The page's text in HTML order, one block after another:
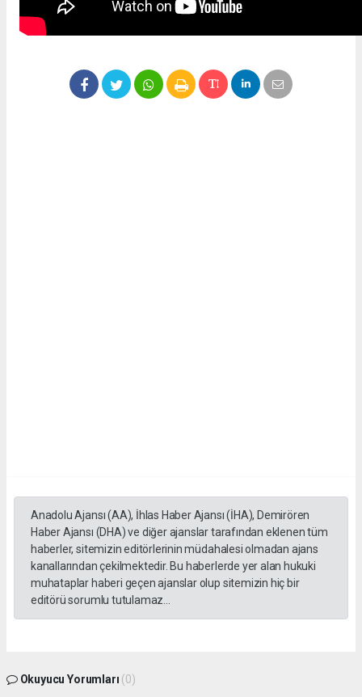
Anadolu Ajansı (AA), İhlas Haber Ajansı (İHA), Demirören
Haber Ajansı (DHA) ve diğer ajanslar tarafından eklenen tüm
haberler, sitemizin editörlerinin müdahalesi olmadan ajans
kanallarından çekilmektedir. Bu haberlerde yer alan hukuki
muhataplar haberi geçen ajanslar olup sitemizin hiç bir
editörü sorumlu tutulamaz...
Okuyucu Yorumları (0)